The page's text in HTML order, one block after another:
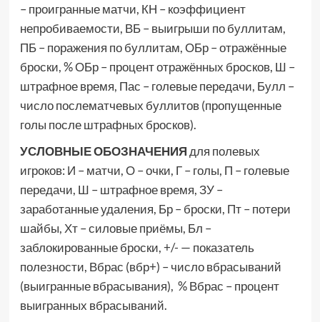
– проигранные матчи, КН – коэффициент
непробиваемости, ВБ – выигрыши по буллитам,
ПБ – поражения по буллитам, ОБр – отражённые
броски, % ОБр – процент отражённых бросков, Ш –
штрафное время, Пас – голевые передачи, Булл –
число послематчевых буллитов (пропущенные
голы после штрафных бросков).
УСЛОВНЫЕ ОБОЗНАЧЕНИЯ для полевых
игроков: И – матчи, О – очки, Г – голы, П – голевые
передачи, Ш – штрафное время, ЗУ –
заработанные удаления, Бр – броски, Пт – потери
шайбы, Хт – силовые приёмы, Бл –
заблокированные броски, +/- — показатель
полезности, Вбрас (вбр+) – число вбрасываний
(выигранные вбрасывания), % Вбрас – процент
выигранных вбрасываний.